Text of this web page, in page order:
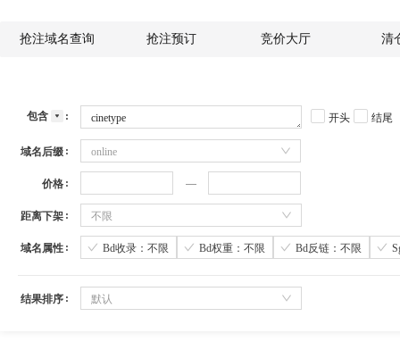
抢注域名查询 抢注预订 竞价大厅 清
包含 开头 结尾
域名后缀 online
价格
距离下架 不限
域名属性 Bd收录：不限 Bd权重：不限 Bd反链：不限
结果排序 默认